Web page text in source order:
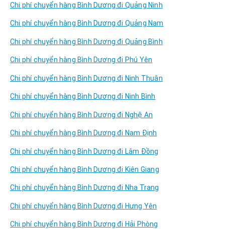
Chi phí chuyển hàng Bình Dương đi Quảng Ninh
Chi phí chuyển hàng Bình Dương đi Quảng Nam
Chi phí chuyển hàng Bình Dương đi Quảng Bình
Chi phí chuyển hàng Bình Dương đi Phú Yên
Chi phí chuyển hàng Bình Dương đi Ninh Thuân
Chi phí chuyển hàng Bình Dương đi Ninh Bình
Chi phí chuyển hàng Bình Dương đi Nghệ An
Chi phí chuyển hàng Bình Dương đi Nam Định
Chi phí chuyển hàng Bình Dương đi Lâm Đồng
Chi phí chuyển hàng Bình Dương đi Kiên Giang
Chi phí chuyển hàng Bình Dương đi Nha Trang
Chi phí chuyển hàng Bình Dương đi Hưng Yên
Chi phí chuyển hàng Bình Dương đi Hải Phòng